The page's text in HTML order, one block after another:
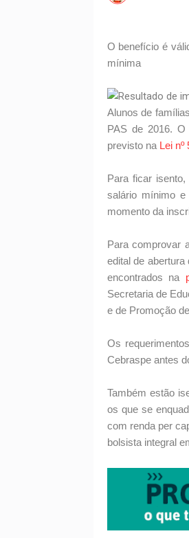
O benefício é
mínima
Alunos de
PAS de 2016.
previsto naLei nº
Para ficar
salário mínimo
momento da
Para comprovar
edital de
encontrados na
Secretaria de
e de Promoção
Os
Cebraspe antes
Também estão
os que se
com renda per
bolsista integral